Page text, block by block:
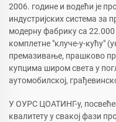
2006. године и водећи је
индустријских система за
модерну фабрику са
комплетне "клуче-у-кућу"
премазивање, прашково
купцима широм света у
аутомобилској,
У ОУРС ЦОАТИНГ-у,
квалитету у свакој фази